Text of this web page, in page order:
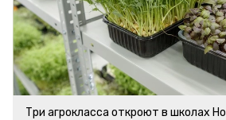
Три агрокласса откроют в школах